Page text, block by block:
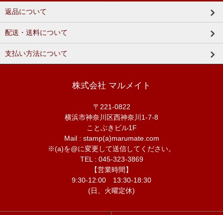
返品について
配送・送料について
支払い方法について
株式会社 マルメイト
〒221-0822
横浜市神奈川区西神奈川1-7-8
ことぶきビル1F
Mail : stamp(a)marumate.com
※(a)を@に変更して送信してください。
TEL : 045-323-3869
【営業時間】
9:30-12:00 13:30-18:30
(日、火曜定休)